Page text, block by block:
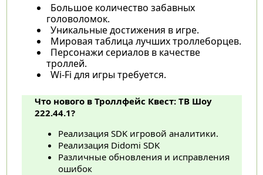
Большое количество забавных
головоломок.
Уникальные достижения в игре.
Мировая таблица лучших троллеборцев.
Персонажи сериалов в качестве
троллей.
Wi-Fi для игры требуется.
Что нового в Троллфейс Квест: ТВ Шоу
222.44.1?
Реализация SDK игровой аналитики.
Реализация Didomi SDK
Различные обновления и исправления
ошибок